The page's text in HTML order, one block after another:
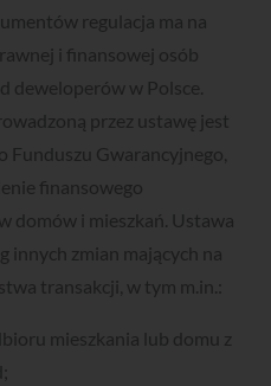
regulacja ma na
i finansowej osób
deweloperów w Polsce.
przez ustawę jest
Gwarancyjnego,
finansowego
domów i mieszkań. Ustawa
innych zmian mających na
transakcji, w tym m.in.:
mieszkania lub domu z